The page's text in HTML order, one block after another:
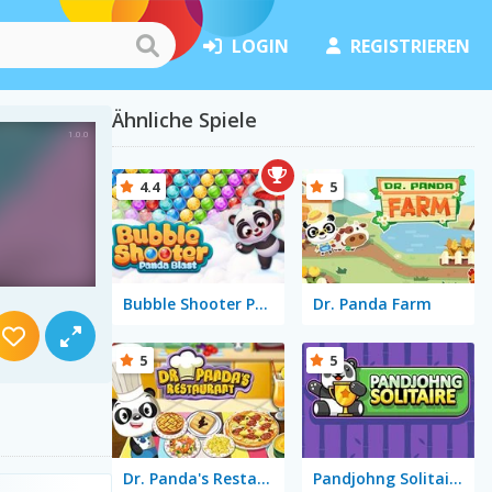
LOGIN REGISTRIEREN
Ähnliche Spiele
Bubble Shooter Panda Blast
4.4
Dr. Panda Farm
5
Dr. Panda's Restaurant
5
Pandjohng Solitaire
5